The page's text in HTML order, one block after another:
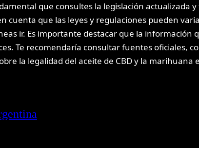
que consultes la legislación actualizada
cuenta que las leyes y regulaciones pueden
ir. Es importante destacar que la
Te recomendaría consultar fuentes oficiales,
la legalidad del aceite de CBD y la marihuana